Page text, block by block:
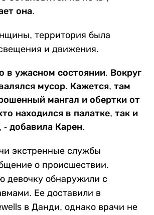
она.
территория была
и движения.
в ужасном состоянии. Вокруг
мусор. Кажется, там
мангал и обертки от
находился в палатке, так и
- добавила Карен.
экстренные службы
о происшествии.
девочку обнаружили с
Ее доставили в
в Данди, однако врачи не